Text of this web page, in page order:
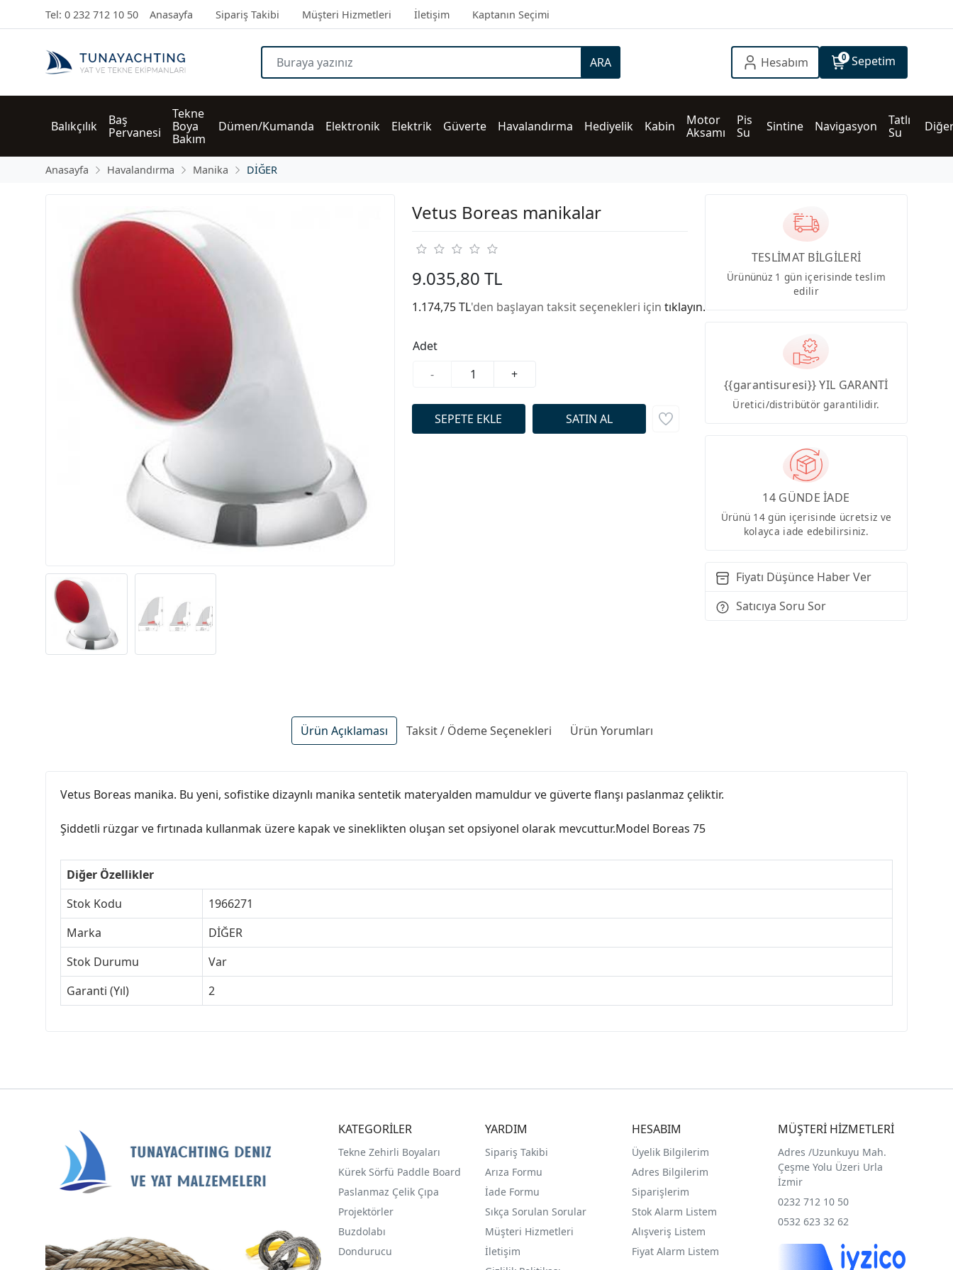
Tel: 0 232 712 10 50 Anasayfa Sipariş Takibi Müşteri Hizmetleri İletişim Kaptanın Seçimi
ARA Hesabım 0 Sepetim
Balıkçılık
Baş
Pervanesi
Tekne
Boya
Bakım
Dümen/Kumanda Elektronik Elektrik Güverte Havalandırma Hediyelik Kabin
Motor
Aksamı
Pis
Su
Sintine Navigasyon
Tatlı
Su
Anasayfa Havalandırma Manika DİĞER
Vetus Boreas manikalar
9.035,80 TL
1.174,75 TL'den başlayan taksit seçenekleri için tıklayın.
Adet
-
+
TESLİMAT BİLGİLERİ
Ürününüz 1 gün içerisinde teslim
edilir
{{garantisuresi}} YIL GARANTİ
Üretici/distribütör garantilidir.
14 GÜNDE İADE
Ürünü 14 gün içerisinde ücretsiz ve
kolayca iade edebilirsiniz.
Fiyatı Düşünce Haber Ver
Satıcıya Soru Sor
Ürün Açıklaması Taksit / Ödeme Seçenekleri Ürün Yorumları
Vetus Boreas manika. Bu yeni, sofistike dizaynlı manika sentetik materyalden mamuldur ve güverte flanşı paslanmaz çeliktir.
Şiddetli rüzgar ve fırtınada kullanmak üzere kapak ve sineklikten oluşan set opsiyonel olarak mevcuttur.Model Boreas 75
Diğer Özellikler
Stok Kodu
1966271
Marka
DİĞER
Stok Durumu
Var
Garanti (Yıl)
2
KATEGORİLER
Tekne Zehirli Boyaları
Kürek Sörfü Paddle Board
Paslanmaz Çelik Çıpa
Projektörler
Buzdolabı
Dondurucu
YARDIM
Sipariş Takibi
Arıza Formu
İade Formu
Sıkça Sorulan Sorular
Müşteri Hizmetleri
İletişim
HESABIM
Üyelik Bilgilerim
Adres Bilgilerim
Siparişlerim
Stok Alarm Listem
Alışveriş Listem
Fiyat Alarm Listem
MÜŞTERİ HİZMETLERİ
Adres /Uzunkuyu Mah.
Çeşme Yolu Üzeri Urla
İzmir
0232 712 10 50
0532 623 32 62